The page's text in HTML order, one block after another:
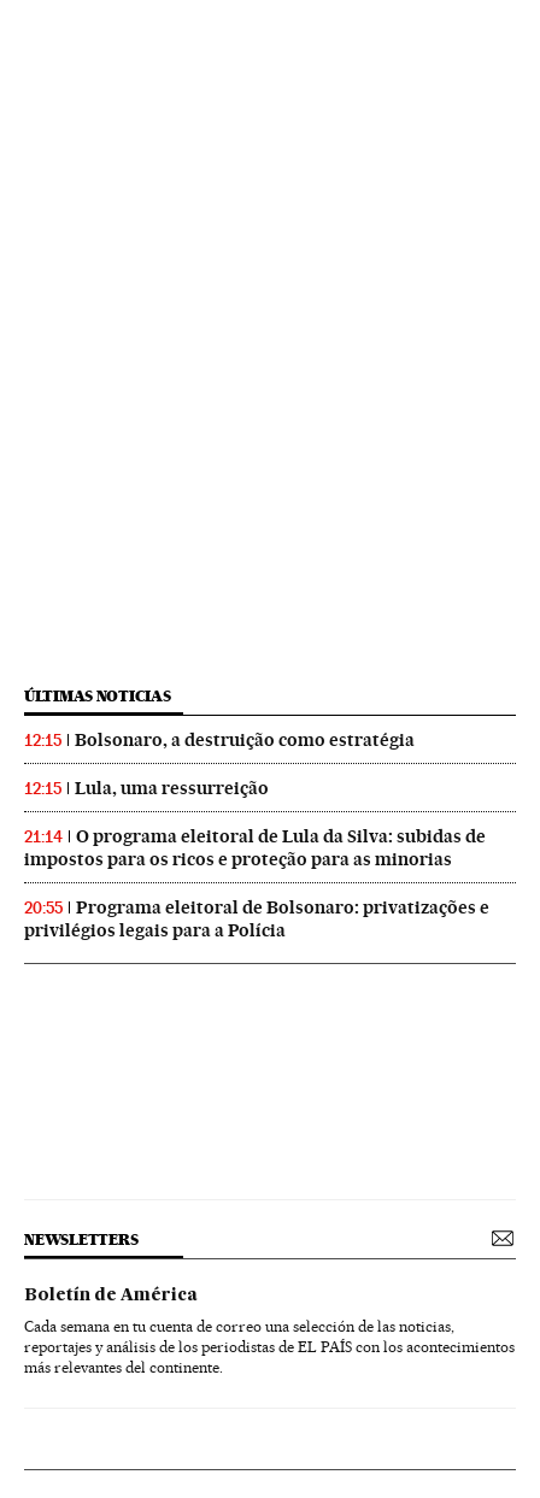
ÚLTIMAS NOTICIAS
12:15 Bolsonaro, a destruição como estratégia
12:15 Lula, uma ressurreição
21:14
O programa eleitoral de Lula da Silva: subidas de
impostos para os ricos e proteção para as minorias
20:55
Programa eleitoral de Bolsonaro: privatizações e
privilégios legais para a Polícia
NEWSLETTERS
Boletín de América
Cada semana en tu cuenta de correo una selección de las noticias,
reportajes y análisis de los periodistas de EL PAÍS con los acontecimientos
más relevantes del continente.